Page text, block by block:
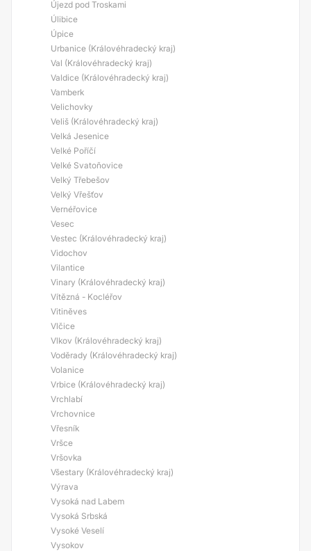
Újezd pod Troskami
Úlibice
Úpice
Urbanice (Královéhradecký kraj)
Val (Královéhradecký kraj)
Valdice (Královéhradecký kraj)
Vamberk
Velichovky
Veliš (Královéhradecký kraj)
Velká Jesenice
Velké Poříčí
Velké Svatoňovice
Velký Třebešov
Velký Vřešťov
Vernéřovice
Vesec
Vestec (Královéhradecký kraj)
Vidochov
Vilantice
Vinary (Královéhradecký kraj)
Vítězná - Kocléřov
Vitiněves
Vlčice
Vlkov (Královéhradecký kraj)
Voděrady (Královéhradecký kraj)
Volanice
Vrbice (Královéhradecký kraj)
Vrchlabí
Vrchovnice
Vřesník
Vršce
Vršovka
Všestary (Královéhradecký kraj)
Výrava
Vysoká nad Labem
Vysoká Srbská
Vysoké Veselí
Vysokov